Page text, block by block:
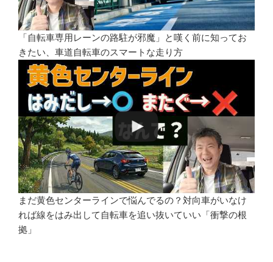
「自転車専用レーンの路駐が邪魔」と嘆く前に知ってお
きたい、車道自転車のスマートな走り方
まだ黄色センターラインで悩んでるの？対向車がいなけ
れば線をはみ出して自転車を追い抜いていい「衝撃の根
拠」